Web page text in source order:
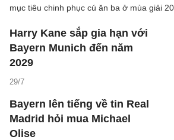
mục tiêu chinh phục cú ăn ba ở mùa giải
Harry Kane sắp gia hạn với
Bayern Munich đến năm
2029
29/7
Bayern lên tiếng về tin Real
Madrid hỏi mua Michael
Olise